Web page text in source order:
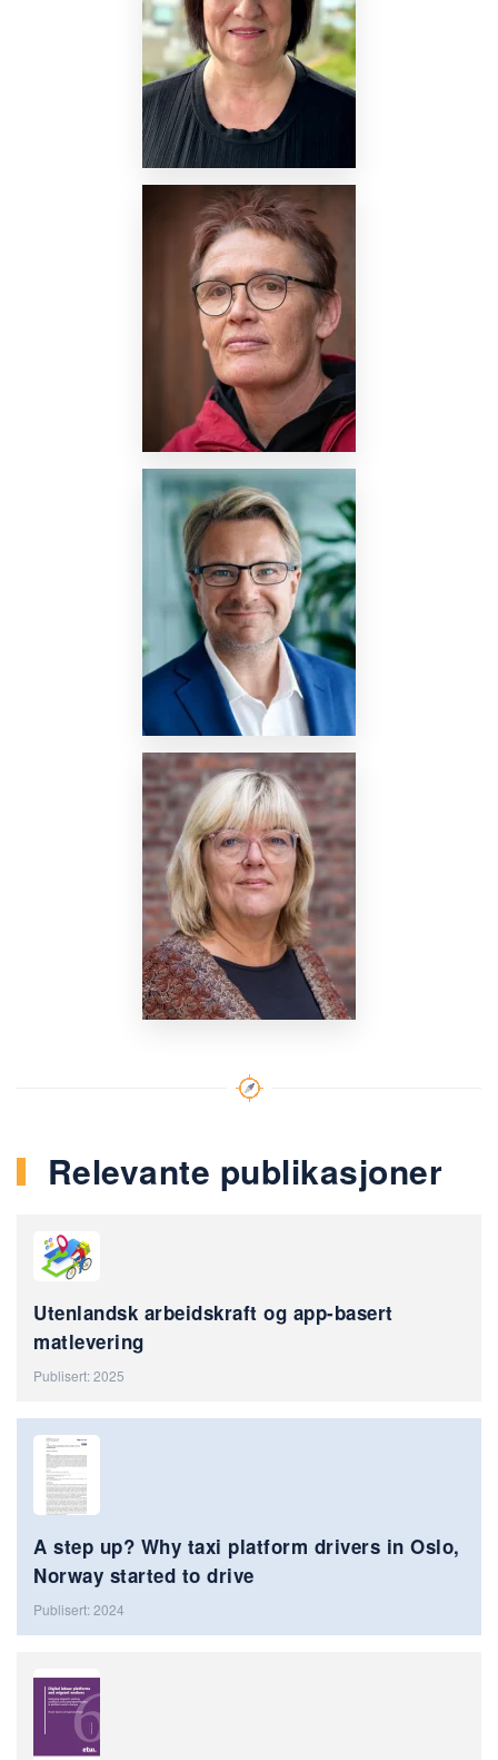
Nettside
Nettside
Nettside
Nettside
Relevante publikasjoner
Utenlandsk arbeidskraft og app-basert
matlevering
Publisert: 2025
A step up? Why taxi platform drivers in Oslo,
Norway started to drive
Publisert: 2024